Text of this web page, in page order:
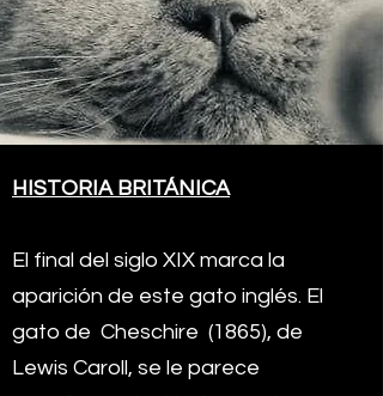
HISTORIA BRITÁNICA
El final del siglo XIX marca la
aparición de este gato inglés. El
gato de Cheschire (1865), de
Lewis Caroll, se le parece